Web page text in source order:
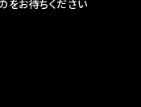
お待ちください